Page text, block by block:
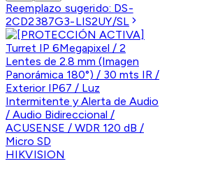
Reemplazo sugerido: DS-
2CD2387G3-LIS2UY/SL
HIKVISION